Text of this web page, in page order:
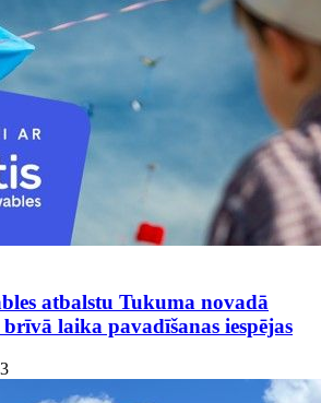
atbalstu Tukuma novadā
laika pavadīšanas iespējas
3